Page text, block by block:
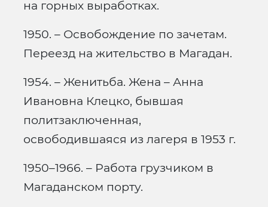
на горных выработках.
1950. – Освобождение по зачетам.
Переезд на жительство в Магадан.
1954. – Женитьба. Жена – Анна
Ивановна Клецко, бывшая
политзаключенная,
освободившаяся из лагеря в 1953 г.
1950–1966. – Работа грузчиком в
Магаданском порту.